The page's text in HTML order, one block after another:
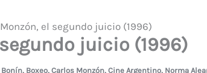
el segundo juicio (1996)
juicio (1996)
, Boxeo, Carlos Monzón, Cine Argentino, Norma